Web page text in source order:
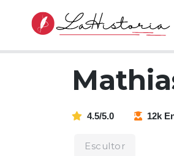
4.5/5.0 12k
Escultor